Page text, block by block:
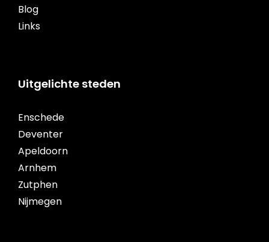
Blog
Links
Uitgelichte steden
Enschede
Deventer
Apeldoorn
Arnhem
Zutphen
Nijmegen